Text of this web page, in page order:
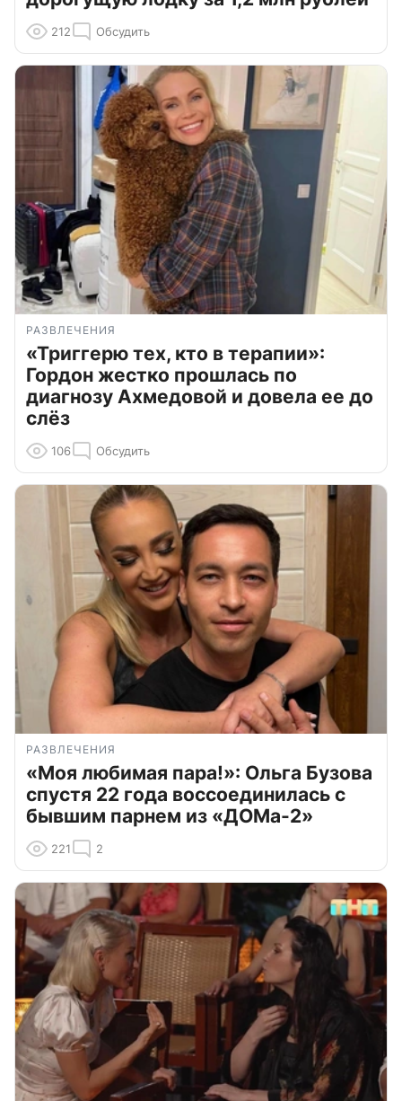
212 Обсудить
РАЗВЛЕЧЕНИЯ
«Триггерю тех, кто в терапии»:
Гордон жестко прошлась по
диагнозу Ахмедовой и довела ее до
слёз
106 Обсудить
РАЗВЛЕЧЕНИЯ
«Моя любимая пара!»: Ольга Бузова
спустя 22 года воссоединилась с
бывшим парнем из «ДОМа-2»
221 2